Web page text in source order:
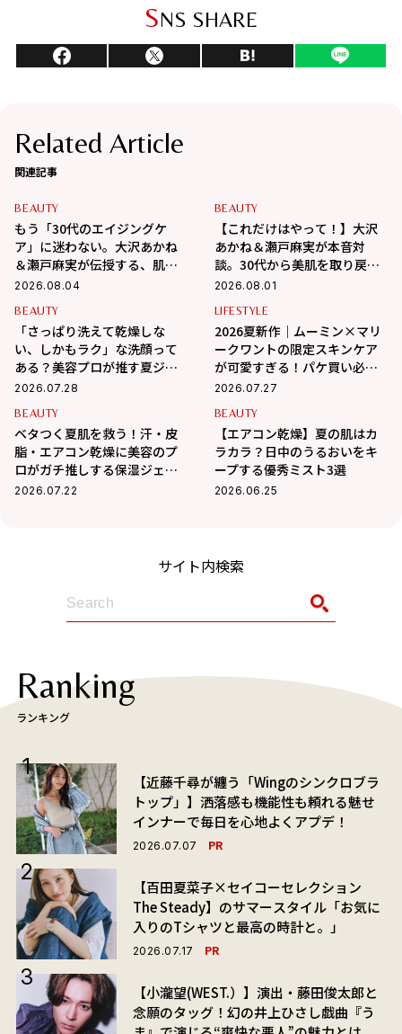
SNS SHARE
Related Article
関連記事
BEAUTY
もう「30代のエイジングケ
ア」に迷わない。大沢あかね
＆瀬戸麻実が伝授する、肌が
変わるポジティブ美肌習慣
2026.08.04
BEAUTY
【これだけはやって！】大沢
あかね＆瀬戸麻実が本音対
談。30代から美肌を取り戻す
スキンケアの正解
2026.08.01
BEAUTY
「さっぱり洗えて乾燥しな
い、しかもラク」な洗顔って
ある？美容プロが推す夏ジェ
ル3選
2026.07.28
LIFESTYLE
2026夏新作｜ムーミン×マリ
ークワントの限定スキンケア
が可愛すぎる！パケ買い必至
＆夏の肌悩みも優秀ケア
2026.07.27
BEAUTY
ベタつく夏肌を救う！汗・皮
脂・エアコン乾燥に美容のプ
ロがガチ推しする保湿ジェル3
選
2026.07.22
BEAUTY
【エアコン乾燥】夏の肌はカ
ラカラ？日中のうるおいをキ
ープする優秀ミスト3選
2026.06.25
サイト内検索
Ranking
ランキング
【近藤千尋が纏う「Wingのシンクロブラ
トップ」】洒落感も機能性も頼れる魅せ
インナーで毎日を心地よくアプデ！
2026.07.07 PR
【百田夏菜子×セイコーセレクション
The Steady】のサマースタイル「お気に
入りのTシャツと最高の時計と。」
2026.07.17 PR
【小瀧望(WEST.）】演出・藤田俊太郎と
念願のタッグ！幻の井上ひさし戯曲『う